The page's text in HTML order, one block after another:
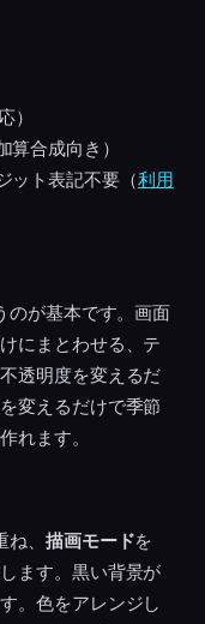
）
合成向き）
ット表記不要（利用
のが基本です。画面
にまとわせる、テ
透明度を変えるだ
変えるだけで季節
れます。
、 描画モードを
ます。黒い背景が
。色をアレンジし